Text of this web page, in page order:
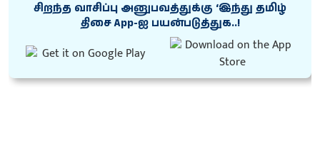
சிறந்த வாசிப்பு அனுபவத்துக்கு ‘இந்து தமிழ்
திசை App-ஐ பயன்படுத்துக..!